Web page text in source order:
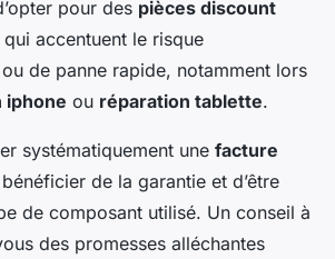
pour des pièces discount
accentuent le risque
de panne rapide, notamment lors
iphone ou réparation tablette.
systématiquement une facture
de la garantie et d’être
de composant utilisé. Un conseil à
des promesses alléchantes